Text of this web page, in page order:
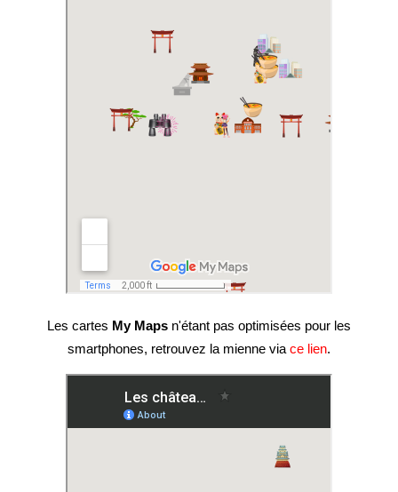
Les cartes My Maps n'étant pas optimisées pour les
smartphones, retrouvez la mienne via ce lien.